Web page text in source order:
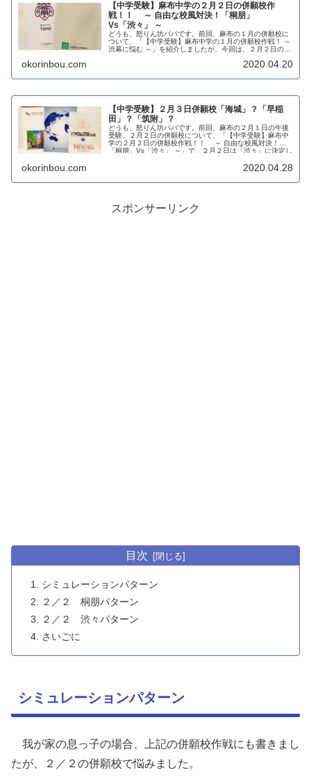
【中学受験】麻布中学の２月２日の併願校作
戦！！ ～ 自由な校風対決！「桐朋」
Vs「渋々」 ～
どうも、怒りん坊パパです。前回、麻布の１月の併願校に
ついて、「【中学受験】麻布中学の１月の併願校作戦！ ～
渋幕に悩む ～」を紹介しましたが、今回は、２月２日の併
okorinbou.com 2020.04.20
【中学受験】２月３日併願校「海城」？「早稲
田」？「筑附」？
どうも、怒りん坊パパです。前回、麻布の２月１日の午後
受験、２月２日の併願校について、「【中学受験】麻布中
学の２月２日の併願校作戦！！ ～ 自由な校風対決！
「桐朋」Vs「渋々」 ～」で、２月２日は「渋々」に決定し
okorinbou.com 2020.04.28
スポンサーリンク
目次
シミュレーションパターン
２／２ 桐朋パターン
２／２ 渋々パターン
さいごに
シミュレーションパターン
我が家の息っ子の場合、上記の併願校作戦にも書きまし
たが、２／２の併願校で悩みました。